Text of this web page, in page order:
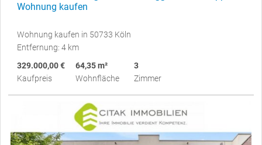
Wohnung kaufen
Wohnung kaufen in 50733 Köln
Entfernung: 4 km
329.000,00 €
Kaufpreis
64,35 m²
Wohnfläche
3
Zimmer